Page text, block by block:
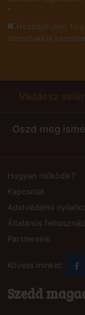
*
Hozzájárulok,
üzenetekkel
Vadássz
Oszd meg
Hogyan működik?
Kapcsolat
Adatvédelmi
Általános
Partnereink
Kövess minket:
Szedd